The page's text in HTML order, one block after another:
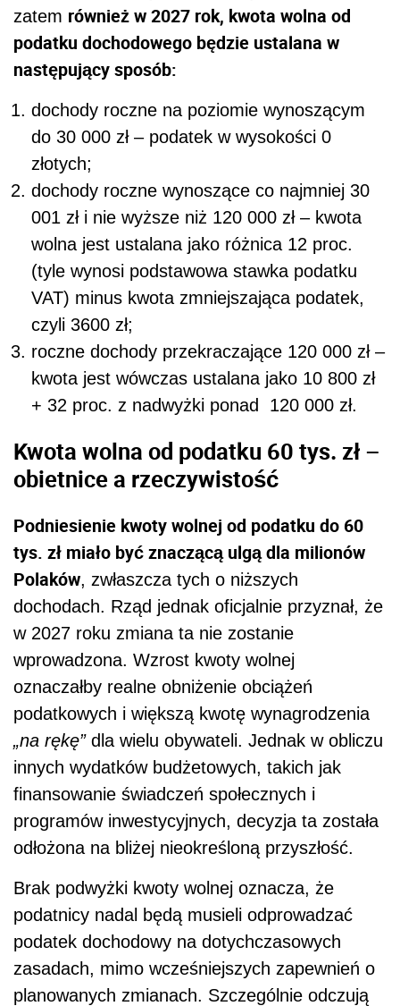
zatem również w 2027 rok, kwota wolna od
podatku dochodowego będzie ustalana w
następujący sposób:
dochody roczne na poziomie wynoszącym
do 30 000 zł – podatek w wysokości 0
złotych;
dochody roczne wynoszące co najmniej 30
001 zł i nie wyższe niż 120 000 zł – kwota
wolna jest ustalana jako różnica 12 proc.
(tyle wynosi podstawowa stawka podatku
VAT) minus kwota zmniejszająca podatek,
czyli 3600 zł;
roczne dochody przekraczające 120 000 zł –
kwota jest wówczas ustalana jako 10 800 zł
+ 32 proc. z nadwyżki ponad 120 000 zł.
Kwota wolna od podatku 60 tys. zł –
obietnice a rzeczywistość
Podniesienie kwoty wolnej od podatku do 60
tys. zł miało być znaczącą ulgą dla milionów
Polaków, zwłaszcza tych o niższych
dochodach. Rząd jednak oficjalnie przyznał, że
w 2027 roku zmiana ta nie zostanie
wprowadzona. Wzrost kwoty wolnej
oznaczałby realne obniżenie obciążeń
podatkowych i większą kwotę wynagrodzenia
„na rękę”dla wielu obywateli. Jednak w obliczu
innych wydatków budżetowych, takich jak
finansowanie świadczeń społecznych i
programów inwestycyjnych, decyzja ta została
odłożona na bliżej nieokreśloną przyszłość.
Brak podwyżki kwoty wolnej oznacza, że
podatnicy nadal będą musieli odprowadzać
podatek dochodowy na dotychczasowych
zasadach, mimo wcześniejszych zapewnień o
planowanych zmianach. Szczególnie odczują